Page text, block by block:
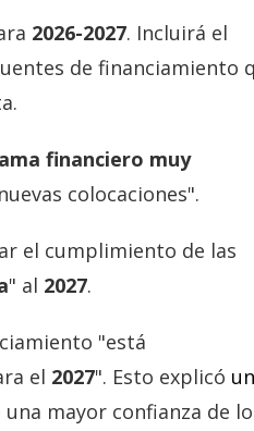
2026-2027. Incluirá el
de financiamiento
financiero muy
colocaciones".
el cumplimiento de las
" al 2027.
"está
el 2027". Esto explicó
mayor confianza de